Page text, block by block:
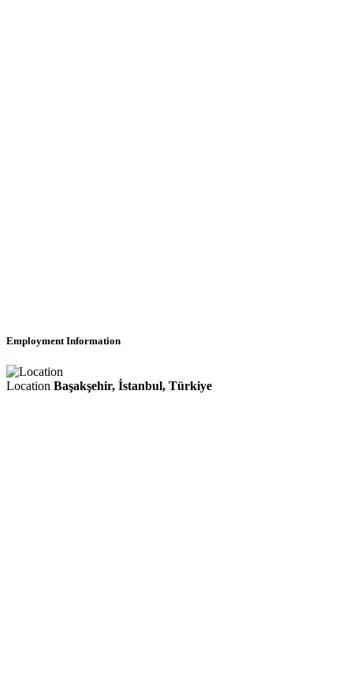
Employment Information
Location Başakşehir, İstanbul, Türkiye